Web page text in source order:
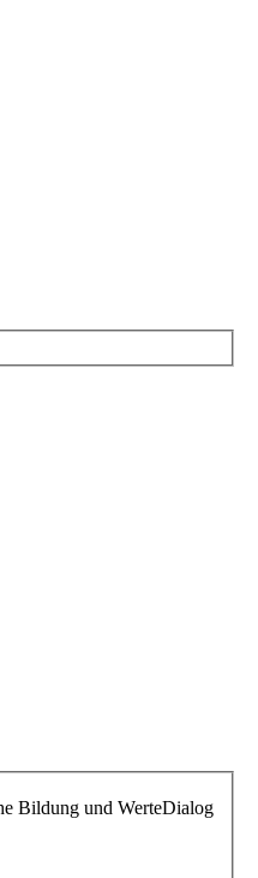
Bildung und WerteDialog